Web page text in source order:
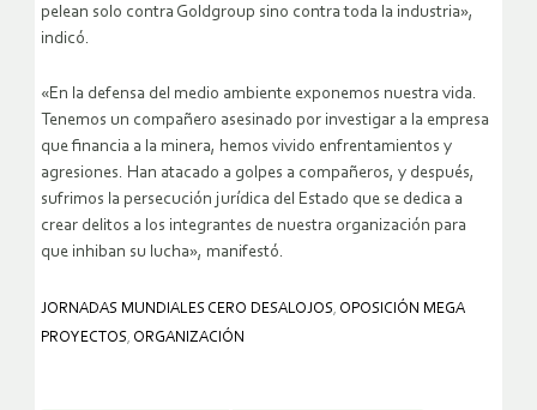
pelean solo contra Goldgroup sino contra toda la industria»,
indicó.
«En la defensa del medio ambiente exponemos nuestra vida.
Tenemos un compañero asesinado por investigar a la empresa
que financia a la minera, hemos vivido enfrentamientos y
agresiones. Han atacado a golpes a compañeros, y después,
sufrimos la persecución jurídica del Estado que se dedica a
crear delitos a los integrantes de nuestra organización para
que inhiban su lucha», manifestó.
JORNADAS MUNDIALES CERO DESALOJOS, OPOSICIÓN MEGA
PROYECTOS, ORGANIZACIÓN